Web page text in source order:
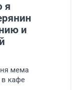
я
и
мема
в кафе